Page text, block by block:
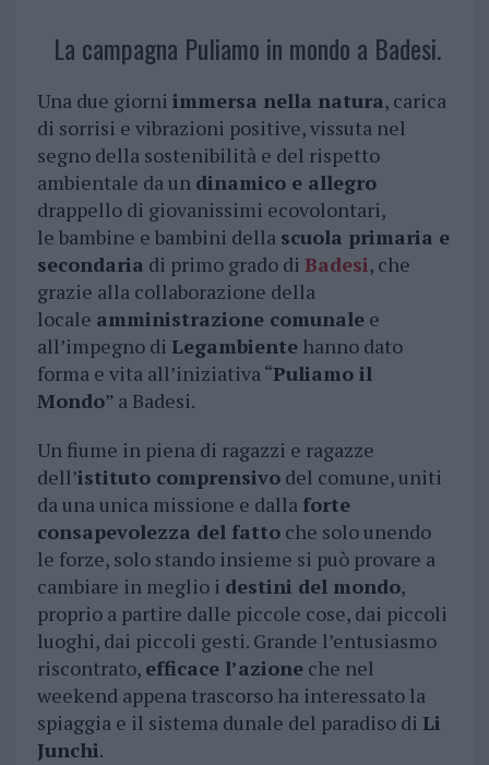
La campagna Puliamo in mondo a Badesi.
Una due giorni immersa nella natura, carica
di sorrisi e vibrazioni positive, vissuta nel
segno della sostenibilità e del rispetto
ambientale da un dinamico e allegro
drappello di giovanissimi ecovolontari,
le bambine e bambini della scuola primaria e
secondaria di primo grado di Badesi, che
grazie alla collaborazione della
locale amministrazione comunalee
all’impegno di Legambientehanno dato
forma e vita all’iniziativa “Puliamo il
Mondo” a Badesi.
Un fiume in piena di ragazzi e ragazze
dell’istituto comprensivodel comune, uniti
da una unica missione e dalla forte
consapevolezza del fattoche solo unendo
le forze, solo stando insieme si può provare a
cambiare in meglio i destini del mondo,
proprio a partire dalle piccole cose, dai piccoli
luoghi, dai piccoli gesti. Grande l’entusiasmo
riscontrato, efficace l’azioneche nel
weekend appena trascorso ha interessato la
spiaggia e il sistema dunale del paradiso di Li
Junchi.